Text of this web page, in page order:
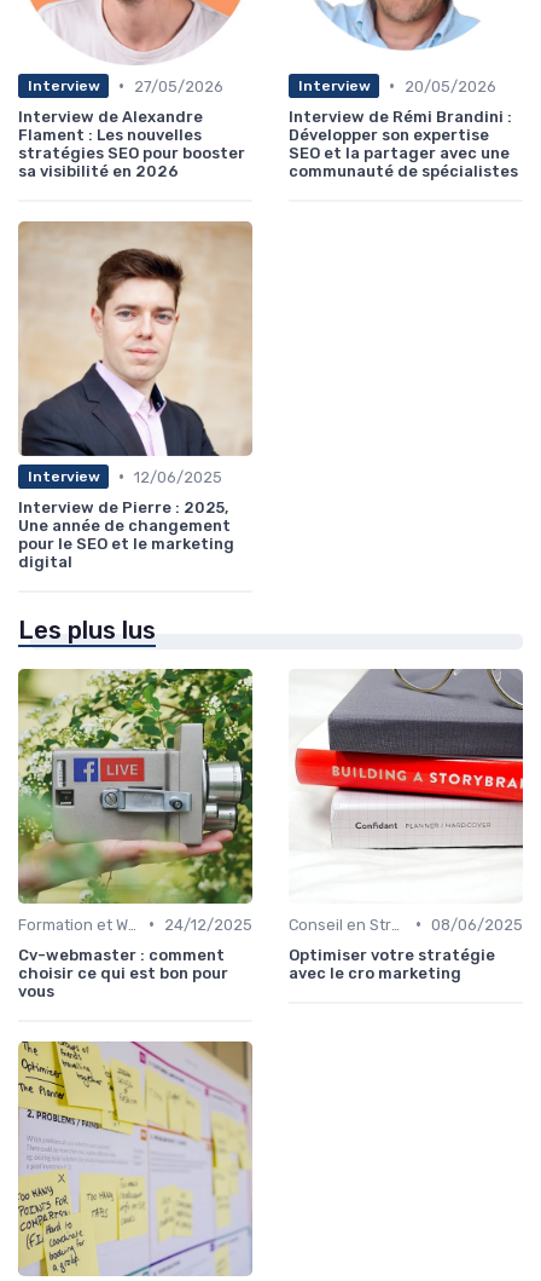
Interview •
27/05/2026
Interview de Alexandre
Flament : Les nouvelles
stratégies SEO pour booster
sa visibilité en 2026
Interview •
20/05/2026
Interview de Rémi Brandini :
Développer son expertise
SEO et la partager avec une
communauté de spécialistes
Interview • 12/06/2025
Interview de Pierre : 2025,
Une année de changement
pour le SEO et le marketing
digital
Les plus lus
•
24/12/2025
Cv-webmaster : comment
choisir ce qui est bon pour
vous
• 08/06/2025
Optimiser votre stratégie
avec le cro marketing